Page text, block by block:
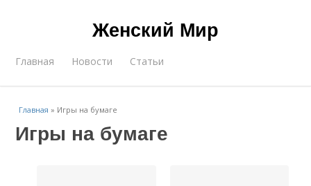
Женский Мир
Главная Новости Статьи
Главная » Игры на бумаге
Игры на бумаге